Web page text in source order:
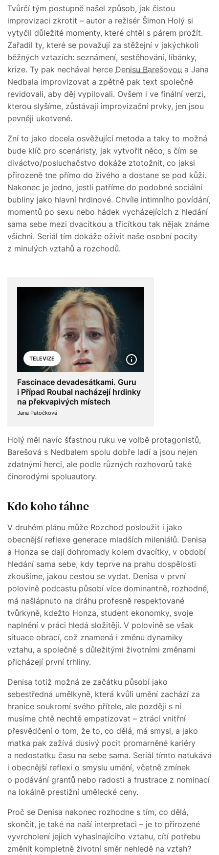
Tvůrčí tým postupně našel způsob, jak čistou
improvizaci zkrotit – autor a režisér Šimon Holý si
vytyčil důležité momenty, které chtěl s párem prožít.
Zařadil ty, které se považují za stěžejní v jakýchkoli
běžných vztazích: seznámení, sestěhování, líbánky,
krize. Ty pak nechával herce Denisu Barešovou a Jana
Nedbala improvizovat a zpětně pak text společně
revidovali, aby děj vypilovali. Ovšem i ve finální verzi,
kterou slyšíme, zůstávají improvizační prvky, jen jsou
pevněji ukotvené.
Zní to jako docela osvěžující metoda a taky to možná
bude klíč pro scenáristy, jak vytvořit něco, s čím se
diváctvo/posluchačstvo dokáže ztotožnit, co jaksi
přirozeně tne přímo do živého a dostane se pod kůži.
Nakonec je jedno, jestli patříme do podobné sociální
bubliny jako hlavní hrdinové. Chvíle intimního povídání,
momentů po sexu nebo hádek vycházejících z hledání
sama sebe mezi dvacítkou a třicítkou tak nějak známe
všichni. Seriál tím dokáže oživit naše osobní pocity
z minulých vztahů a rozchodů.
TELEVIZE
Fascinace devadesátkami. Guru
i Případ Roubal nacházejí hrdinky
na překvapivých místech
Jana Patočková
Holý měl navíc šťastnou ruku ve volbě protagonistů,
Barešová s Nedbalem spolu dobře ladí a jsou nejen
zdatnými herci, ale podle různých rozhovorů také
činorodými spoluautory.
Kdo koho táhne
V druhém plánu může Rozchod posloužit i jako
obecnější reflexe generace mladších mileniálů. Denisa
a Honza se dají dohromady kolem dvacítky, v období
hledání sama sebe, kdy teprve na prahu dospělosti
zkoušíme, jakou cestou se vydat. Denisa v první
polovině podcastu působí více dominantně, rozhodně,
má našlápnuto na dráhu profesně respektované
tvůrkyně, kdežto Honza, student ekonomky, svoje
naplnění v práci hledá složitěji. V polovině se však
situace obrací, což znamená i změnu dynamiky
vztahu, a společně s důležitými životními změnami
přicházejí první trhliny.
Denisa totiž možná ze začátku působí jako
sebestředná umělkyně, která kvůli umění zachází za
hranice soukromí svého přítele, ale později s ní
musíme chtě nechtě empatizovat – ztrácí vnitřní
přesvědčení o tom, že to, co dělá, má smysl, a jako
matka pak zažívá dusivý pocit promarněné kariéry
a nedostatku času na sebe sama. Seriál tímto naťukává
i obecnější reflexi o smyslu umění, včetně zmínek
o podávání grantů nebo radosti a frustrace z nominací
na lokálně prestižní umělecké ceny.
Proč se Denisa nakonec rozhodne s tím, co dělá,
skončit, je také na naší interpretaci – je to přirozené
vyvrcholení jejich vyhasínajícího vztahu, cítí potřebu
změnit kompletně životní směr nehledě na vztah?